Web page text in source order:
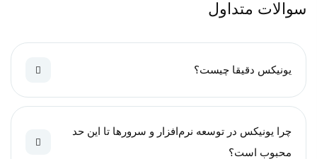
سوالات متداول
یونیکس دقیقا چیست؟
چرا یونیکس در توسعه نرم‌افزار و سرورها تا این حد
محبوب است؟